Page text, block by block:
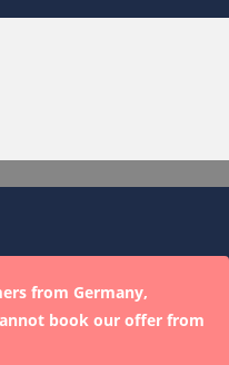
from Germany,
book our offer from